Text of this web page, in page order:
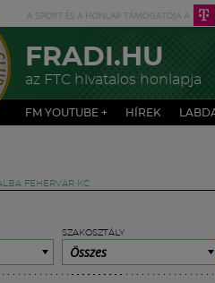
FRADI.HU
az FTC hivatalos honlapja
FM YOUTUBE + HÍREK
FEHÉRVÁR KC
SZAKOSZTÁLY
Összes